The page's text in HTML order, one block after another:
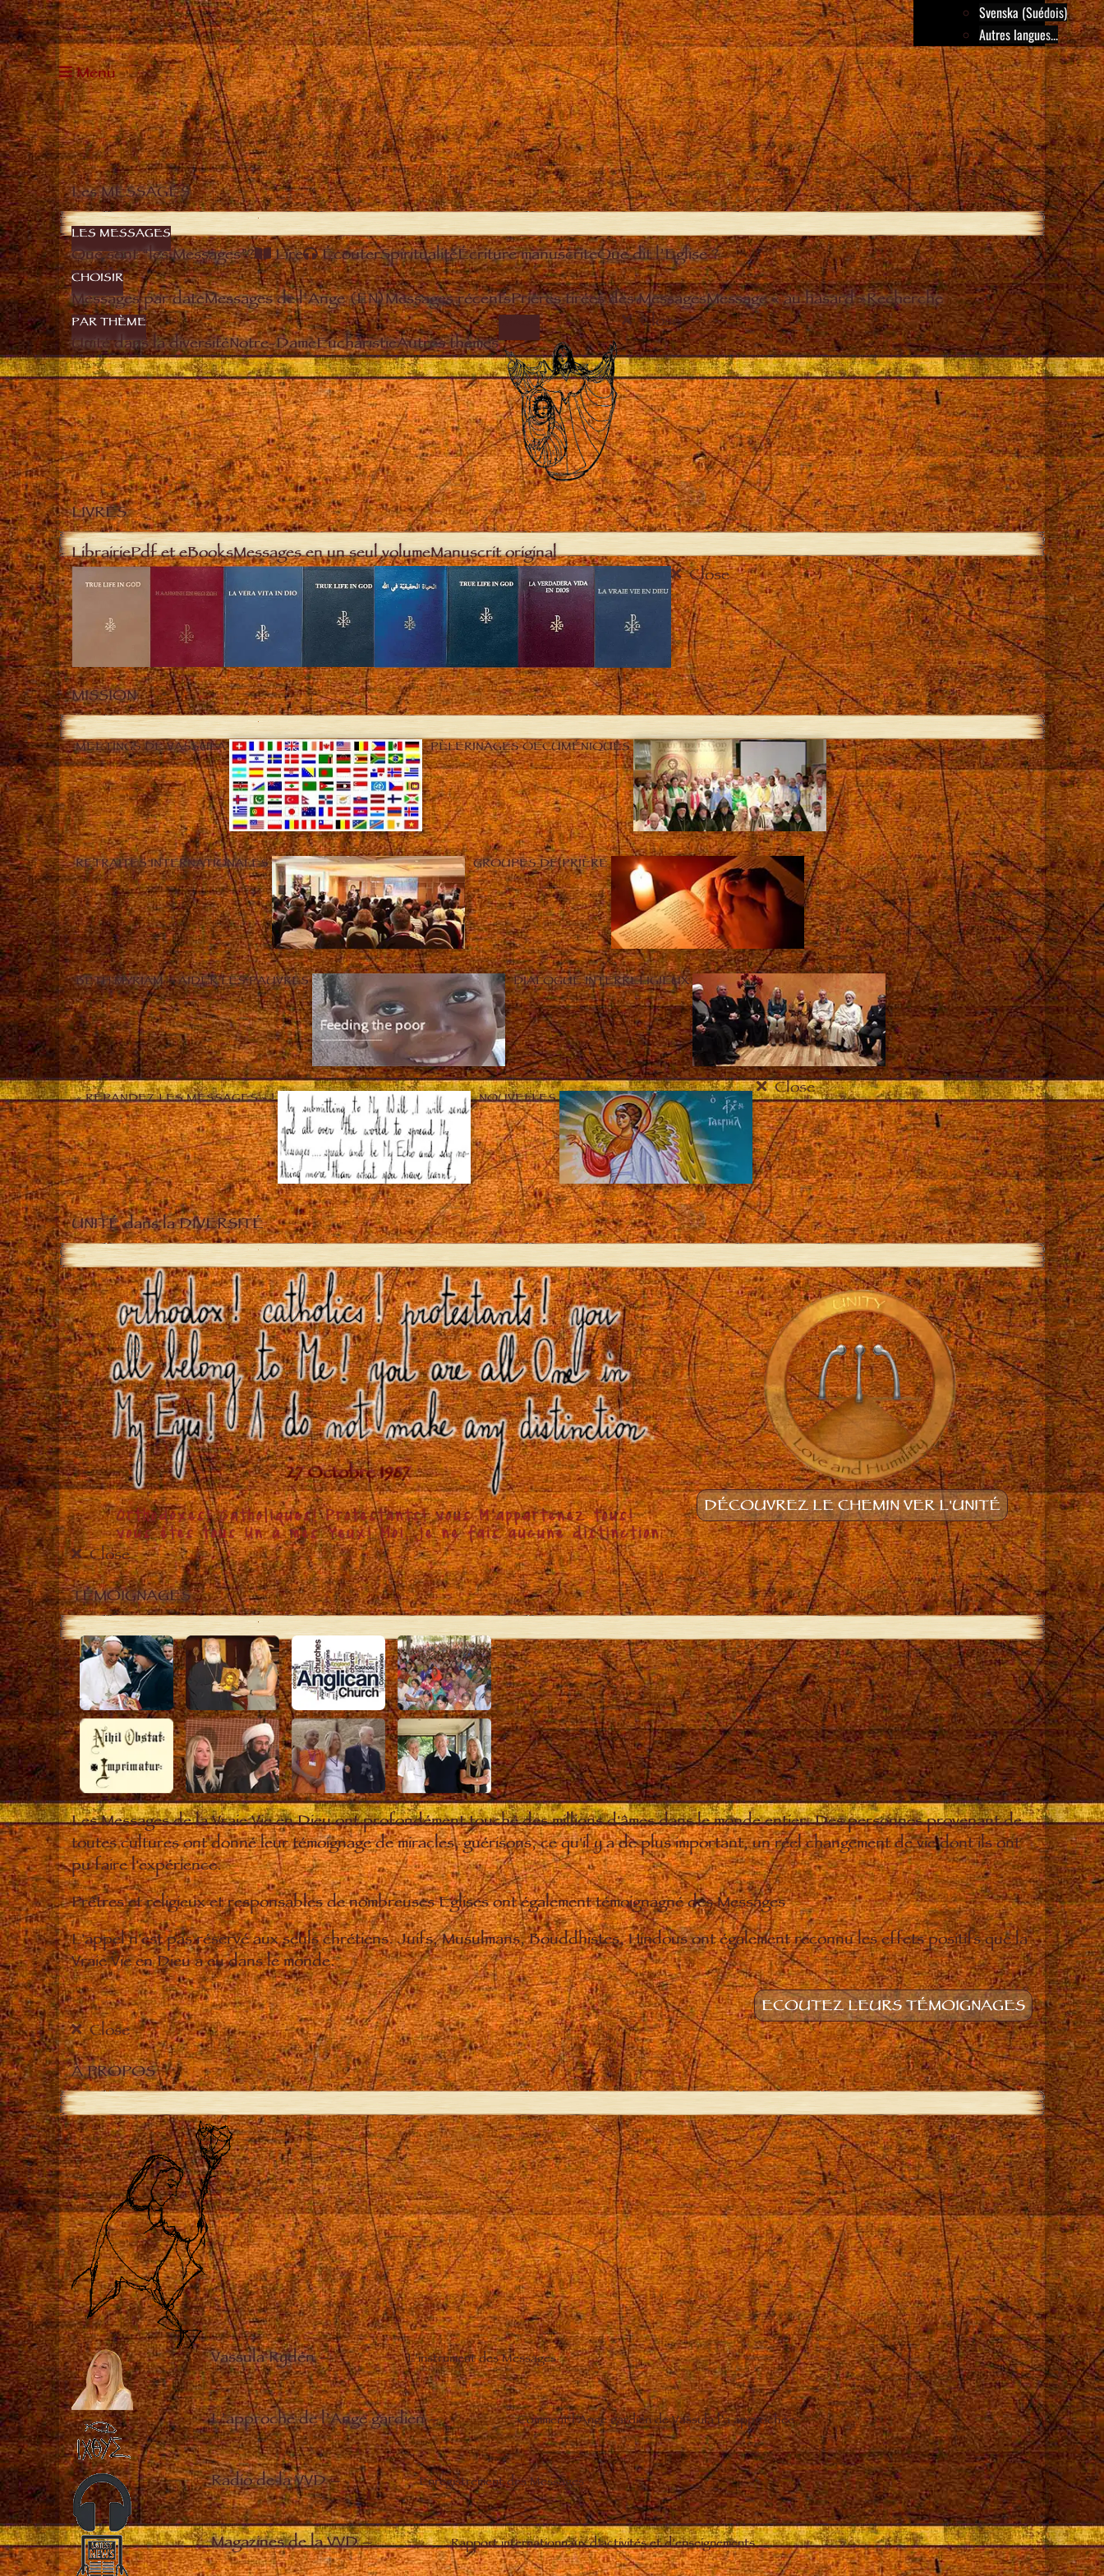
Svenska (Suédois)
Autres langues...
Menu
Les MESSAGES
LES MESSAGES
Que sont “les Messages”? Lire ÉcouterSpiritualitéÉcriture manuscriteQue dit l’Eglise ?
CHOISIR
Messages par dateMessages de l’Ange (EN)Messages récentsPrières tirées des MessagesMessage « au hasard »Recherche
PAR THÈME
Unité dans la diversitéNotre-DameEucharistieAutres thèmes
Close
LIVRES
LibrairiePdf et eBooksMessages en un seul volumeManuscrit original
Close
MISSION
MEETINGS DE VASSULA PÈLERINAGES OECUMÉNIQUES
RETRAITES INTERNATIONALES GROUPES DE PRIÈRE
BETH MYRIAM – AIDER LES PAUVRES DIALOGUE INTERRELIGIEUX
« RÉPANDEZ LES MESSAGES » ! NOUVELLES Close
UNITÉ dans la DIVERSITÉ
DÉCOUVREZ LE CHEMIN VER L'UNITÉ
Close
TÉMOIGNAGES
Les Messages de la Vraie Vie en Dieu ont profondément touché des millions d'âmes dans le monde entier. Des personnes provenant de
toutes cultures ont donné leur témoignage de miracles, guérisons, ce qu'il y a de plus important, un réel changement de vie dont ils ont
pu faire l'expérience.
Prêtres et religieux et responsables de nombreuses Eglises ont également témoignagné des Messages
L'appel n'est pas réservé aux seuls chrétiens. Juifs, Musulmans, Bouddhistes, Hindous ont également reconnu les effets positifs que la
Vraie Vie en Dieu a eu dans le monde.
ECOUTEZ LEURS TÉMOIGNAGES
Close
À PROPOS
Vassula Rydén– L’instrument des Messages
L’approche de l’Ange gardien– Comment l’Ange gardien de Vassula l’a approchée
Radio de la VVD– Enregistrement des Messages
Magazines de la VVD– Rapport internationnaux d’activités et d’enseignements